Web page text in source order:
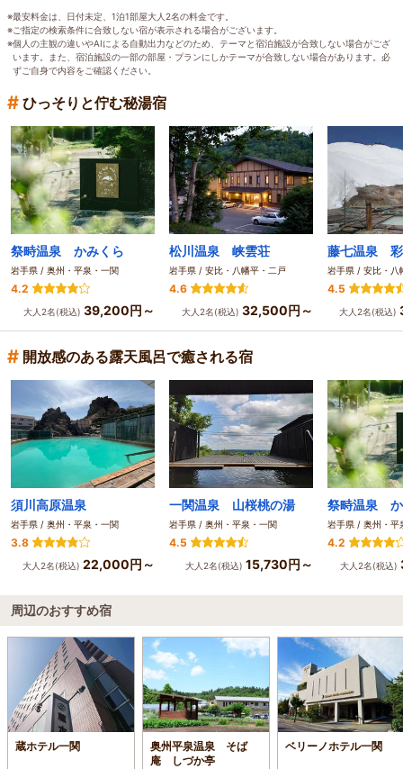
※最安料金は、日付未定、1泊1部屋大人2名の料金です。
※ご指定の検索条件に合致しない宿が表示される場合がございます。
※個人の主観の違いやAIによる自動出力などのため、テーマと宿泊施設が合致しない場合がござ
います。また、宿泊施設の一部の部屋・プランにしかテーマが合致しない場合があります。必
ずご自身で内容をご確認ください。
# ひっそりと佇む秘湯宿
祭畤温泉 かみくら
岩手県 / 奥州・平泉・一関
4.2
大人2名(税込) 39,200円～
松川温泉 峡雲荘
岩手県 / 安比・八幡平・二戸
4.6
大人2名(税込) 32,500円～
藤七温泉
岩手県 / 安比・八
4.5
大人2名(税込)
# 開放感のある露天風呂で癒される宿
須川高原温泉
岩手県 / 奥州・平泉・一関
3.8
大人2名(税込) 22,000円～
一関温泉 山桜桃の湯
岩手県 / 奥州・平泉・一関
4.5
大人2名(税込) 15,730円～
祭畤温泉 か
岩手県 / 奥州・平
4.2
大人2名(税込)
周辺のおすすめ宿
蔵ホテル一関
奥州平泉温泉 そば
庵 しづか亭
ベリーノホテル一関